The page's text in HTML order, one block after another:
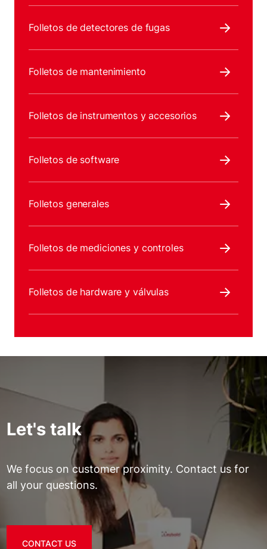
Folletos de detectores de fugas
Folletos de mantenimiento
Folletos de instrumentos y accesorios
Folletos de software
Folletos generales
Folletos de mediciones y controles
Folletos de hardware y válvulas
Let's talk
We focus on customer proximity. Contact us for
all your questions.
CONTACT US